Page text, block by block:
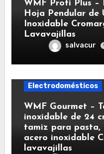
WMF Profi Plus –
Hoja Pendular de
Inoxidable
Lavavajillas
salvacur
Electrodomésticos
WMF Gourmet –
inoxidable de 24
tamiz para pasta,
acero inoxidable
lavavajillas